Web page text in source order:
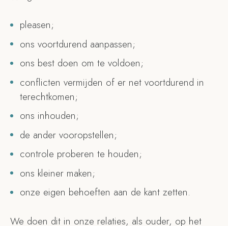
pleasen;
ons voortdurend aanpassen;
ons best doen om te voldoen;
conflicten vermijden of er net voortdurend in
terechtkomen;
ons inhouden;
de ander vooropstellen;
controle proberen te houden;
ons kleiner maken;
onze eigen behoeften aan de kant zetten.
We doen dit in onze relaties, als ouder, op het